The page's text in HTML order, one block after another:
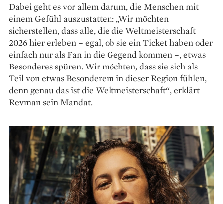
Dabei geht es vor allem darum, die Menschen mit
einem Gefühl auszustatten: „Wir möchten
sicherstellen, dass alle, die die Weltmeisterschaft
2026 hier erleben – egal, ob sie ein Ticket haben oder
einfach nur als Fan in die Gegend kommen –, etwas
Besonderes spüren. Wir möchten, dass sie sich als
Teil von etwas Besonderem in dieser Region fühlen,
denn genau das ist die Weltmeisterschaft“, erklärt
Revman sein Mandat.